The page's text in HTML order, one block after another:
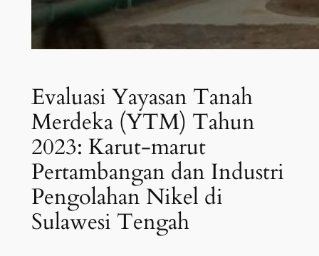
Evaluasi Yayasan Tanah
Merdeka (YTM) Tahun
2023: Karut-marut
Pertambangan dan Industri
Pengolahan Nikel di
Sulawesi Tengah